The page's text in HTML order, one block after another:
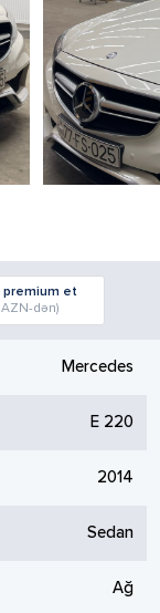
premium et
AZN-dən)
Mercedes
E 220
2014
Sedan
Ağ